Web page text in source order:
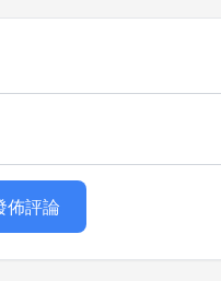
佈評論